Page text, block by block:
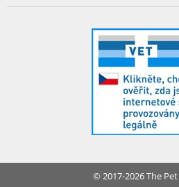
© 2017-2026 The